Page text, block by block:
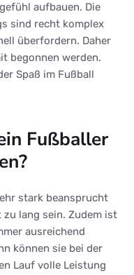
aufbauen. Die
sind recht komplex
überfordern. Daher
begonnen werden.
Spaß im Fußball
Fußballer
stark beansprucht
lang sein. Zudem ist
ausreichend
können sie bei der
Lauf volle Leistung